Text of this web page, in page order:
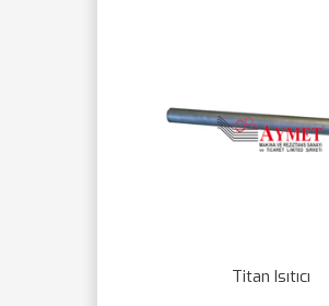
Titan Isıtıcı